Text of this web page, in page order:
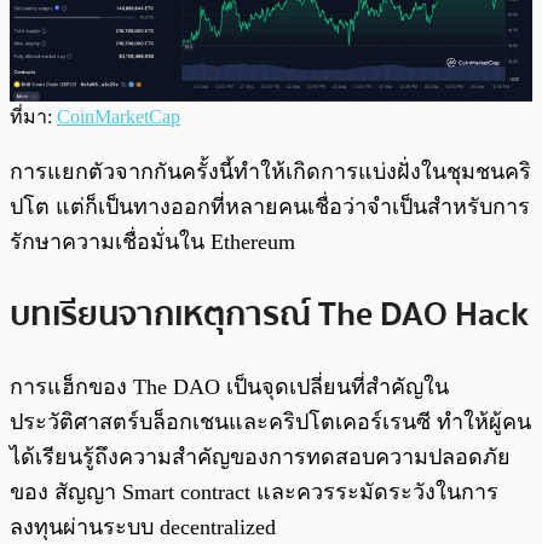
ที่มา: CoinMarketCap
การแยกตัวจากกันครั้งนี้ทำให้เกิดการแบ่งฝั่งในชุมชนคริ
ปโต แต่ก็เป็นทางออกที่หลายคนเชื่อว่าจำเป็นสำหรับการ
รักษาความเชื่อมั่นใน Ethereum
บทเรียนจากเหตุการณ์ The DAO Hack
การแฮ็กของ The DAO เป็นจุดเปลี่ยนที่สำคัญใน
ประวัติศาสตร์บล็อกเชนและคริปโตเคอร์เรนซี ทำให้ผู้คน
ได้เรียนรู้ถึงความสำคัญของการทดสอบความปลอดภัย
ของ สัญญา Smart contract และควรระมัดระวังในการ
ลงทุนผ่านระบบ decentralized